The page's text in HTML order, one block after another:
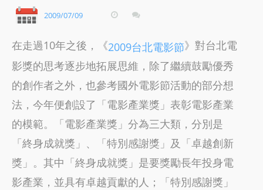
2009/07/09
在走過10年之後，《2009台北電影節》對台北電
影獎的思考逐步地拓展思維，除了繼續鼓勵優秀
的創作者之外，也參考國外電影節活動的部分想
法，今年便創設了「電影產業獎」表彰電影產業
的模範。「電影產業獎」分為三大類，分別是
「終身成就獎」、「特別感謝獎」及「卓越創新
獎」。其中「終身成就獎」是要獎勵長年投身電
影產業，並具有卓越貢獻的人；「特別感謝獎」